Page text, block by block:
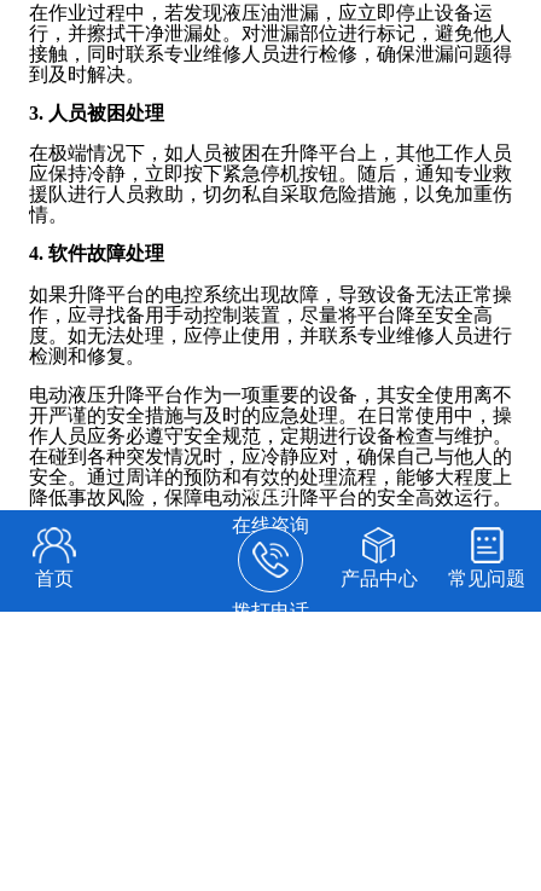
在作业过程中，若发现液压油泄漏，应立即停止设备运
行，并擦拭干净泄漏处。对泄漏部位进行标记，避免他人
接触，同时联系专业维修人员进行检修，确保泄漏问题得
到及时解决。
3. 人员被困处理
在极端情况下，如人员被困在升降平台上，其他工作人员
应保持冷静，立即按下紧急停机按钮。随后，通知专业救
援队进行人员救助，切勿私自采取危险措施，以免加重伤
情。
4. 软件故障处理
如果升降平台的电控系统出现故障，导致设备无法正常操
作，应寻找备用手动控制装置，尽量将平台降至安全高
度。如无法处理，应停止使用，并联系专业维修人员进行
检测和修复。
电动液压升降平台作为一项重要的设备，其安全使用离不
开严谨的安全措施与及时的应急处理。在日常使用中，操
作人员应务必遵守安全规范，定期进行设备检查与维护。
在碰到各种突发情况时，应冷静应对，确保自己与他人的
安全。通过周详的预防和有效的处理流程，能够大程度上
降低事故风险，保障电动液压升降平台的安全高效运行。
液压升降台对提高生产效率的作用
首页
在线咨询
拨打电话
产品中心 常见问题